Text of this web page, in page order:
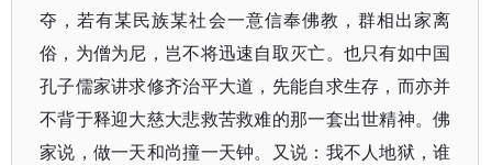
夺，若有某民族某社会一意信奉佛教，群相出家离
俗，为僧为尼，岂不将迅速自取灭亡。也只有如中国
孔子儒家讲求修齐治平大道，先能自求生存，而亦并
不背于释迎大慈大悲救苦救难的那一套出世精神。佛
家说，做一天和尚撞一天钟。又说：我不人地狱，谁